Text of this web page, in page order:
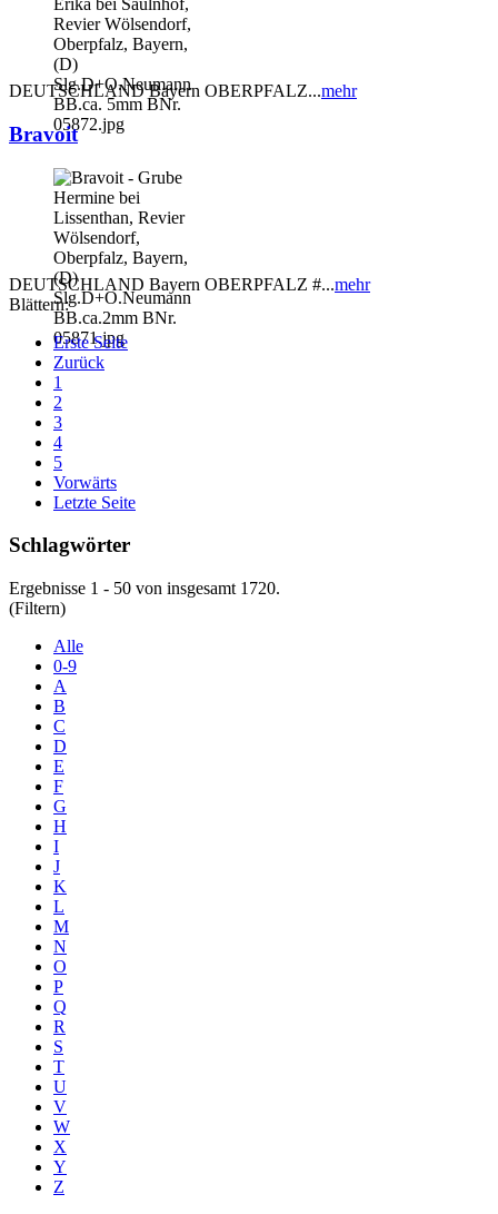
DEUTSCHLAND Bayern OBERPFALZ...mehr
Bravoit
DEUTSCHLAND Bayern OBERPFALZ #...mehr
Blättern:
Erste Seite
Zurück
1
2
3
4
5
Vorwärts
Letzte Seite
Schlagwörter
Ergebnisse 1 - 50 von insgesamt 1720.
(Filtern)
Alle
0-9
A
B
C
D
E
F
G
H
I
J
K
L
M
N
O
P
Q
R
S
T
U
V
W
X
Y
Z